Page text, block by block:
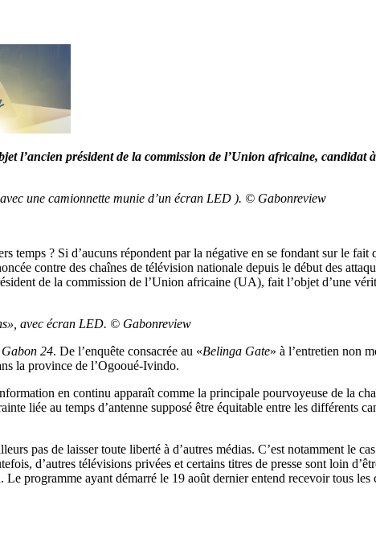
l’ancien président de la commission de l’Union africaine, candidat
une camionnette munie d’un écran LED ). © Gabonreview
? Si d’aucuns répondent par la négative en se fondant sur le fait
contre des chaînes de télévision nationale depuis le début des
de la commission de l’Union africaine (UA), fait l’objet d’une
avec écran LED. © Gabonreview
Gabon 24. De l’enquête consacrée au «Belinga Gate» à l’entretien non
la province de l’Ogooué-Ivindo.
en continu apparaît comme la principale pourvoyeuse de la
liée au temps d’antenne supposé être équitable entre les différents
pas de laisser toute liberté à d’autres médias. C’est notamment le
d’autres télévisions privées et certains titres de presse sont loin
programme ayant démarré le 19 août dernier entend recevoir tous